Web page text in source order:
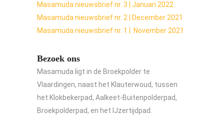
Masamuda nieuwsbrief nr. 3 | Januari 2022
Masamuda nieuwsbrief nr. 2 | December 2021
Masamuda nieuwsbrief nr. 1 | November 2021
Bezoek ons
Masamuda ligt in de Broekpolder te
Vlaardingen, naast het Klauterwoud, tussen
het Klokbekerpad, Aalkeet-Buitenpolderpad,
Broekpolderpad, en het IJzertijdpad.